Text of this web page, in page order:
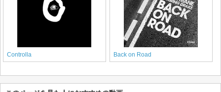
Controlla Back on Road